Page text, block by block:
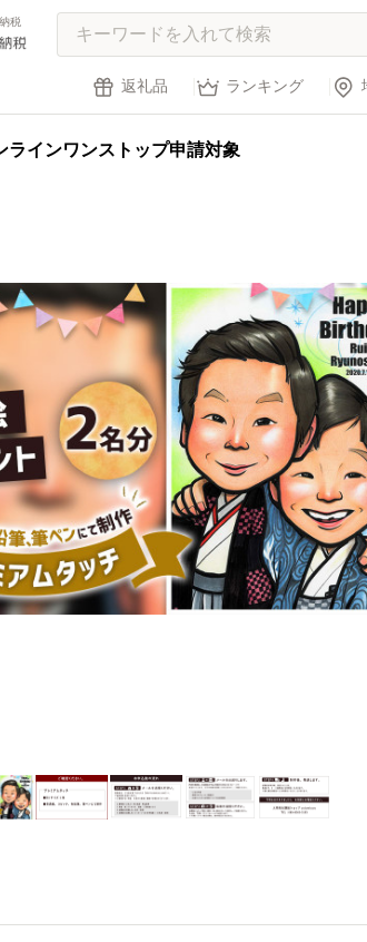
税
返礼品 ランキング
ラインワンストップ申請対象